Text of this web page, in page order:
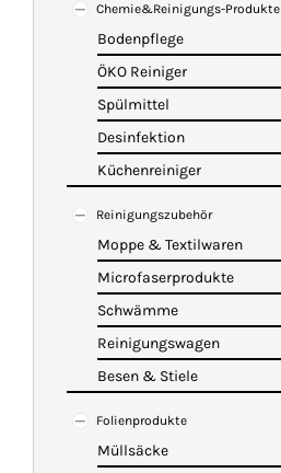
Chemie&Reinigungs-Produkte
Bodenpflege
ÖKO Reiniger
Spülmittel
Desinfektion
Küchenreiniger
Reinigungszubehör
Moppe & Textilwaren
Microfaserprodukte
Schwämme
Reinigungswagen
Besen & Stiele
Folienprodukte
Müllsäcke